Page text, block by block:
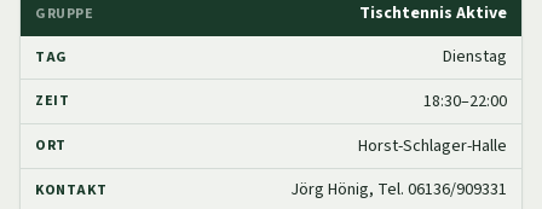
Tischtennis Aktive
Dienstag
18:30–22:00
Horst-Schlager-Halle
Jörg Hönig, Tel. 06136/909331